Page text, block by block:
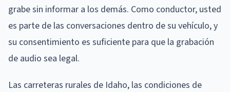
grabe sin informar a los demás. Como conductor, usted
es parte de las conversaciones dentro de su vehículo, y
su consentimiento es suficiente para que la grabación
de audio sea legal.
Las carreteras rurales de Idaho, las condiciones de